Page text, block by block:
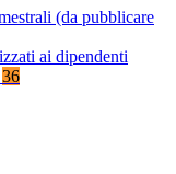
(da pubblicare
ai dipendenti
36